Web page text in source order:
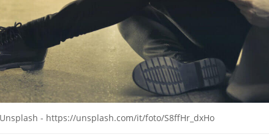
- https://unsplash.com/it/foto/S8ffHr_dxHo